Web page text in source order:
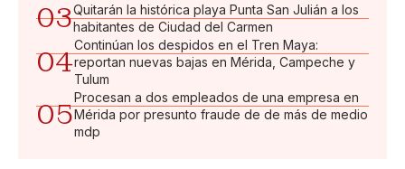
03Quitarán la histórica playa Punta San Julián a los
habitantes de Ciudad del Carmen
04
Continúan los despidos en el Tren Maya:
reportan nuevas bajas en Mérida, Campeche y
Tulum
05
Procesan a dos empleados de una empresa en
Mérida por presunto fraude de de más de medio
mdp